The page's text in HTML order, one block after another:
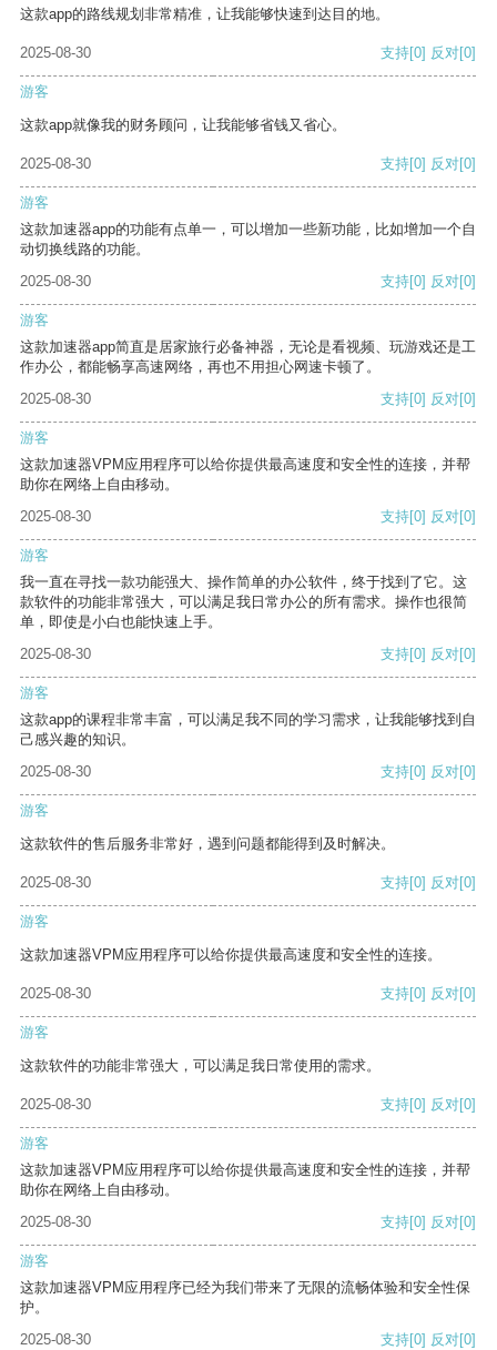
这款app的路线规划非常精准，让我能够快速到达目的地。
2025-08-30 支持[0] 反对[0]
游客
这款app就像我的财务顾问，让我能够省钱又省心。
2025-08-30 支持[0] 反对[0]
游客
这款加速器app的功能有点单一，可以增加一些新功能，比如增加一个自
动切换线路的功能。
2025-08-30
支持[0] 反对[0]
游客
这款加速器app简直是居家旅行必备神器，无论是看视频、玩游戏还是工
作办公，都能畅享高速网络，再也不用担心网速卡顿了。
2025-08-30
支持[0] 反对[0]
游客
这款加速器VPM应用程序可以给你提供最高速度和安全性的连接，并帮
助你在网络上自由移动。
2025-08-30
支持[0] 反对[0]
游客
我一直在寻找一款功能强大、操作简单的办公软件，终于找到了它。这
款软件的功能非常强大，可以满足我日常办公的所有需求。操作也很简
单，即使是小白也能快速上手。
2025-08-30
支持[0] 反对[0]
游客
这款app的课程非常丰富，可以满足我不同的学习需求，让我能够找到自
己感兴趣的知识。
2025-08-30
支持[0] 反对[0]
游客
这款软件的售后服务非常好，遇到问题都能得到及时解决。
2025-08-30 支持[0] 反对[0]
游客
这款加速器VPM应用程序可以给你提供最高速度和安全性的连接。
2025-08-30 支持[0] 反对[0]
游客
这款软件的功能非常强大，可以满足我日常使用的需求。
2025-08-30 支持[0] 反对[0]
游客
这款加速器VPM应用程序可以给你提供最高速度和安全性的连接，并帮
助你在网络上自由移动。
2025-08-30
支持[0] 反对[0]
游客
这款加速器VPM应用程序已经为我们带来了无限的流畅体验和安全性保
护。
2025-08-30
支持[0] 反对[0]